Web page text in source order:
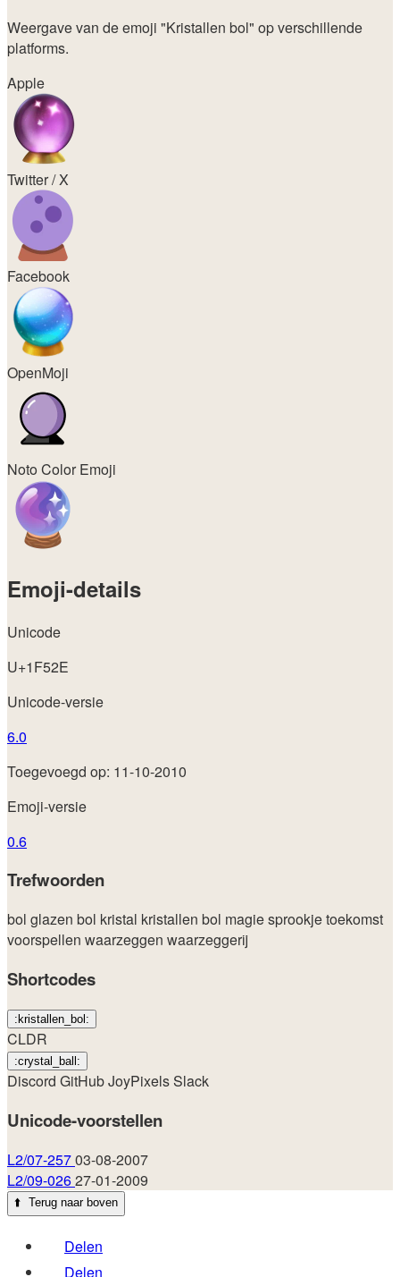
Weergave van de emoji "Kristallen bol" op verschillende
platforms.
Apple
Twitter / X
Facebook
OpenMoji
Noto Color Emoji
Emoji-details
Unicode
U+1F52E
Unicode-versie
6.0
Toegevoegd op: 11-10-2010
Emoji-versie
0.6
Trefwoorden
bol glazen bol kristal kristallen bol magiesprookjetoekomst
voorspellen waarzeggen waarzeggerij
Shortcodes
:kristallen_bol:
CLDR
:crystal_ball:
Discord GitHubJoyPixelsSlack
Unicode-voorstellen
L2/07-25703-08-2007
L2/09-02627-01-2009
⬆️ Terug naar boven
Delen
Delen